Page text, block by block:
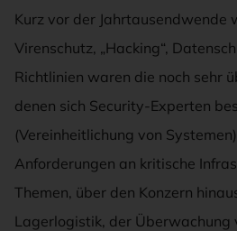
Kurz vor der
Virenschutz, „Hacking“,
Richtlinien waren die noch sehr
denen sich Security-Experten
(Vereinheitlichung von
Anforderungen an kritische
Themen, über den Konzern
Lagerlogistik, der Überwachung